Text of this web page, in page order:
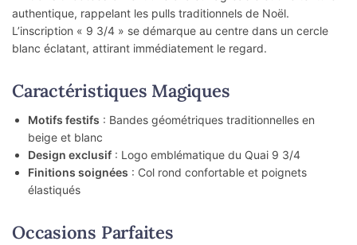
authentique, rappelant les pulls traditionnels de Noël.
L’inscription « 9 3/4 » se démarque au centre dans un cercle
blanc éclatant, attirant immédiatement le regard.
Caractéristiques Magiques
Motifs festifs : Bandes géométriques traditionnelles en
beige et blanc
Design exclusif : Logo emblématique du Quai 9 3/4
Finitions soignées : Col rond confortable et poignets
élastiqués
Occasions Parfaites